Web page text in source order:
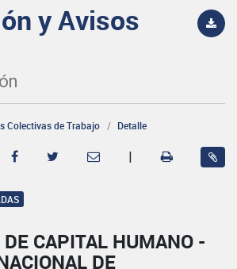
y Avisos
Colectivas de Trabajo Detalle
|
CAPITAL HUMANO -
DE